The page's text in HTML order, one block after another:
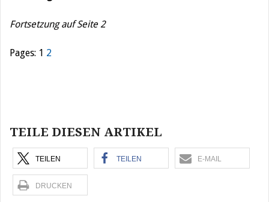
Fortsetzung auf Seite 2
Pages: 1 2
TEILE DIESEN ARTIKEL
TEILEN TEILEN E-MAIL
DRUCKEN